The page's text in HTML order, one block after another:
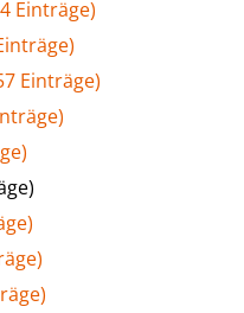
Einträge)
Einträge)